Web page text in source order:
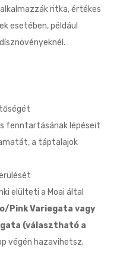
ritka, értékes
esetében, például
fenntartásának lépéseit
a táptalajok
elülteti a Moai által
Pink Variegata vagy
(választható a
végén hazavihetsz.